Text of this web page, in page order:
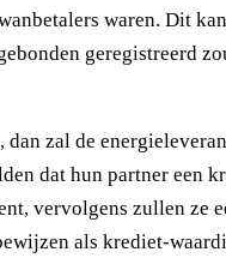
waren. Dit
geregistreerd
zal de
dat hun partner een
vervolgens zullen ze
als krediet-